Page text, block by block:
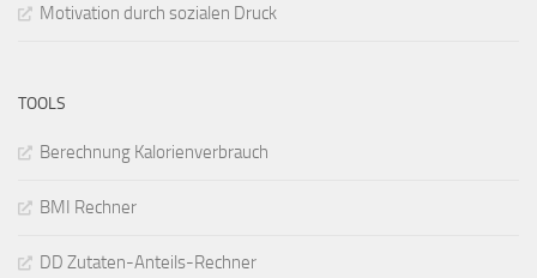
Motivation durch sozialen Druck
TOOLS
Berechnung Kalorienverbrauch
BMI Rechner
DD Zutaten-Anteils-Rechner